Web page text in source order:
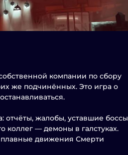
компании по сбору
же подчинённых. Это игра о
жалобы, уставшие боссы
коллег — демоны в галстуках.
плавные движения Смерти